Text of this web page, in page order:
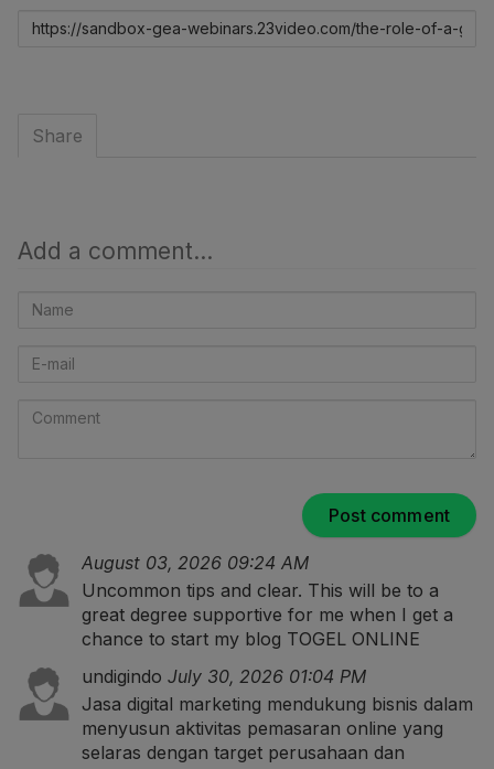
Link
Share
Add a comment...
Name
E-
Comment
August 03, 2026 09:24 AM
Uncommon tips and clear. This will be to a
great degree supportive for me when I get a
chance to start my blog TOGEL ONLINE
undigindo July 30, 2026 01:04 PM
Jasa digital marketing mendukung bisnis dalam
menyusun aktivitas pemasaran online yang
selaras dengan target perusahaan dan